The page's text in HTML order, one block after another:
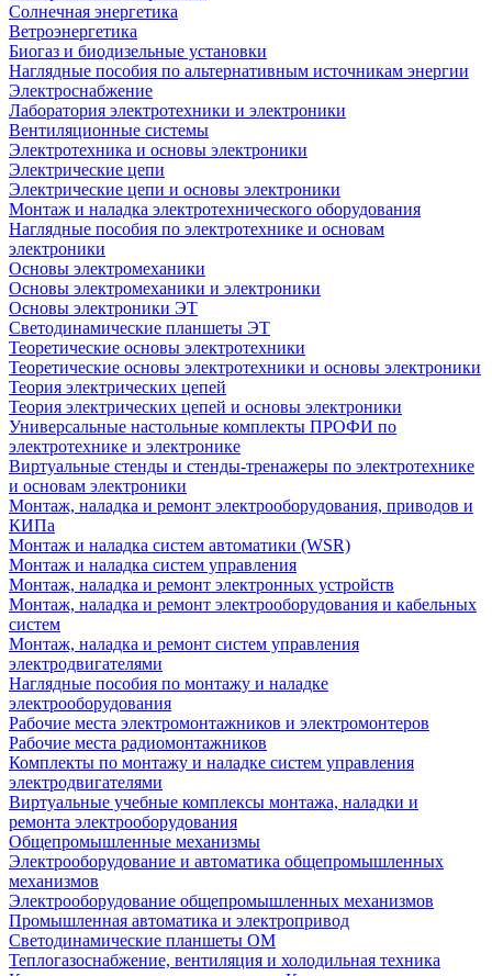
Солнечная энергетика
Ветроэнергетика
Биогаз и биодизельные установки
Наглядные пособия по альтернативным источникам энергии
Электроснабжение
Лаборатория электротехники и электроники
Вентиляционные системы
Электротехника и основы электроники
Электрические цепи
Электрические цепи и основы электроники
Монтаж и наладка электротехнического оборудования
Наглядные пособия по электротехнике и основам
электроники
Основы электромеханики
Основы электромеханики и электроники
Основы электроники ЭТ
Светодинамические планшеты ЭТ
Теоретические основы электротехники
Теоретические основы электротехники и основы электроники
Теория электрических цепей
Теория электрических цепей и основы электроники
Универсальные настольные комплекты ПРОФИ по
электротехнике и электронике
Виртуальные стенды и стенды-тренажеры по электротехнике
и основам электроники
Монтаж, наладка и ремонт электрооборудования, приводов и
КИПа
Монтаж и наладка систем автоматики (WSR)
Монтаж и наладка систем управления
Монтаж, наладка и ремонт электронных устройств
Монтаж, наладка и ремонт электрооборудования и кабельных
систем
Монтаж, наладка и ремонт систем управления
электродвигателями
Наглядные пособия по монтажу и наладке
электрооборудования
Рабочие места электромонтажников и электромонтеров
Рабочие места радиомонтажников
Комплекты по монтажу и наладке систем управления
электродвигателями
Виртуальные учебные комплексы монтажа, наладки и
ремонта электрооборудования
Общепромышленные механизмы
Электрооборудование и автоматика общепромышленных
механизмов
Электрооборудование общепромышленных механизмов
Промышленная автоматика и электропривод
Светодинамические планшеты ОМ
Теплогазоснабжение, вентиляция и холодильная техника